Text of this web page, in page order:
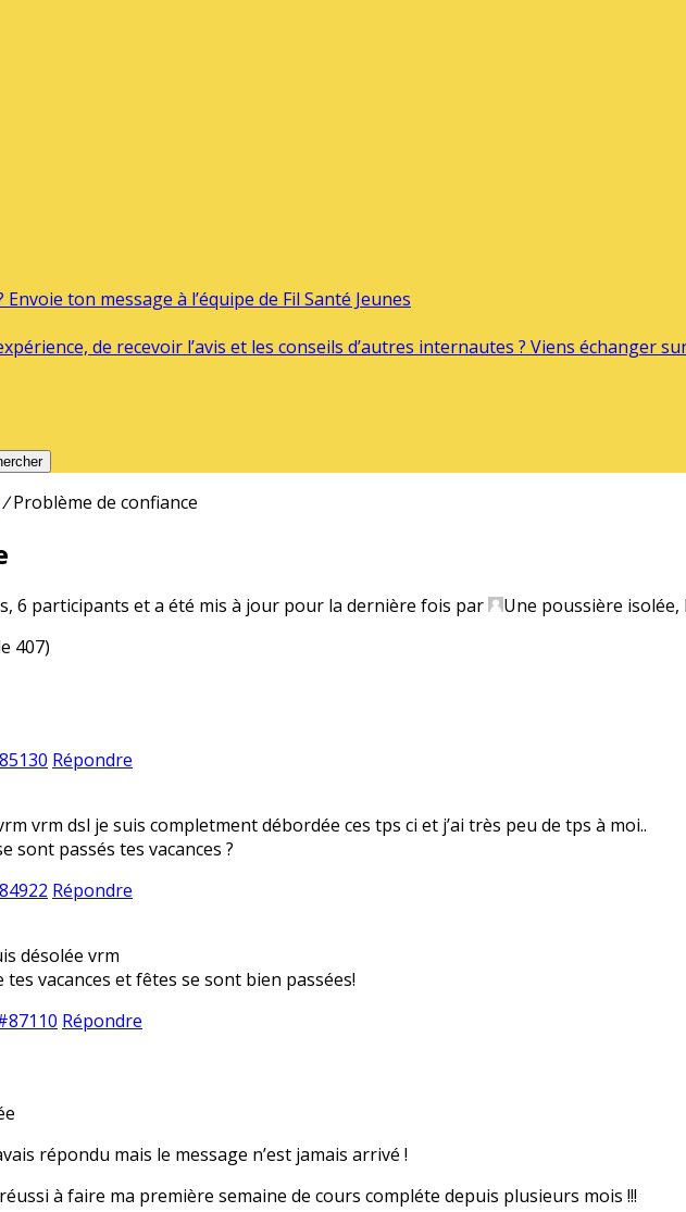
ton message à l’équipe de Fil Santé Jeunes
de recevoir l’avis et les conseils d’autres internautes ? Viens échanger
/ Problème de confiance
6 participants et a été mis à jour pour la dernière fois par Une poussière isolée,
407)
Répondre
vrm dsl je suis completment débordée ces tps ci et j’ai très peu de tps à moi..
sont passés tes vacances ?
Répondre
désolée vrm
tes vacances et fêtes se sont bien passées!
Répondre
répondu mais le message n’est jamais arrivé !
à faire ma première semaine de cours compléte depuis plusieurs mois !!!